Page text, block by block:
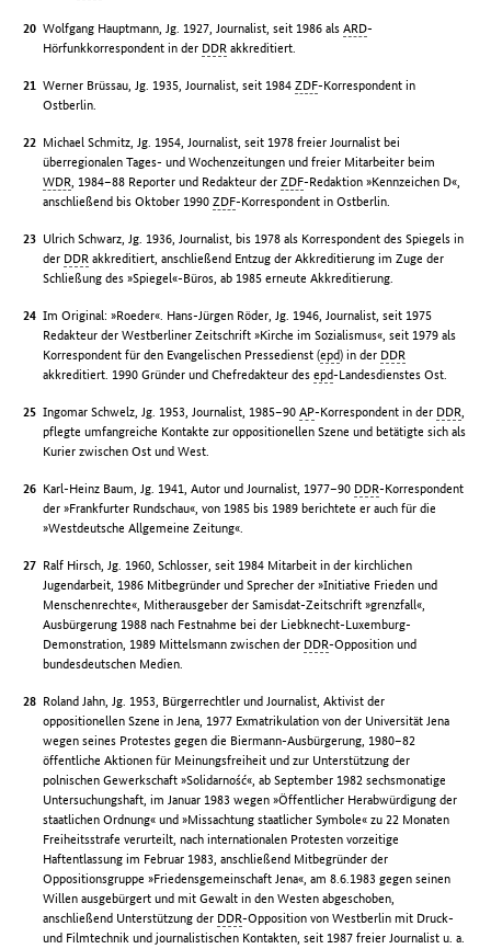
Wolfgang Hauptmann, Jg. 1927, Journalist, seit 1986 alsARD-
Hörfunkkorrespondent in der DDR akkreditiert.
Werner Brüssau, Jg. 1935, Journalist, seit 1984ZDF-Korrespondent in
Ostberlin.
Michael Schmitz, Jg. 1954, Journalist, seit 1978 freier Journalist bei
überregionalen Tages- und Wochenzeitungen und freier Mitarbeiter beim
WDR , 1984–88 Reporter und Redakteur derZDF-Redaktion »Kennzeichen D«,
anschließend bis Oktober 1990ZDF-Korrespondent in Ostberlin.
Ulrich Schwarz, Jg. 1936, Journalist, bis 1978 als Korrespondent des Spiegels in
der DDR akkreditiert, anschließend Entzug der Akkreditierung im Zuge der
Schließung des »Spiegel«-Büros, ab 1985 erneute Akkreditierung.
Im Original: »Roeder«. Hans-Jürgen Röder, Jg. 1946, Journalist, seit 1975
Redakteur der Westberliner Zeitschrift »Kirche im Sozialismus«, seit 1979 als
Korrespondent für den Evangelischen Pressedienst (epd) in der DDR
akkreditiert. 1990 Gründer und Chefredakteur desepd-Landesdienstes Ost.
Ingomar Schwelz, Jg. 1953, Journalist, 1985–90AP-Korrespondent in der DDR
pflegte umfangreiche Kontakte zur oppositionellen Szene und betätigte sich als
Kurier zwischen Ost und West.
Karl-Heinz Baum, Jg. 1941, Autor und Journalist, 1977–90 DDR-Korrespondent
der »Frankfurter Rundschau«, von 1985 bis 1989 berichtete er auch für die
»Westdeutsche Allgemeine Zeitung«.
Ralf Hirsch, Jg. 1960, Schlosser, seit 1984 Mitarbeit in der kirchlichen
Jugendarbeit, 1986 Mitbegründer und Sprecher der »Initiative Frieden und
Menschenrechte«, Mitherausgeber der Samisdat-Zeitschrift »grenzfall«,
Ausbürgerung 1988 nach Festnahme bei der Liebknecht-Luxemburg-
Demonstration, 1989 Mittelsmann zwischen der DDR-Opposition und
bundesdeutschen Medien.
Roland Jahn, Jg. 1953, Bürgerrechtler und Journalist, Aktivist der
oppositionellen Szene in Jena, 1977 Exmatrikulation von der Universität Jena
wegen seines Protestes gegen die Biermann-Ausbürgerung, 1980–82
öffentliche Aktionen für Meinungsfreiheit und zur Unterstützung der
polnischen Gewerkschaft »Solidarność«, ab September 1982 sechsmonatige
Untersuchungshaft, im Januar 1983 wegen »Öffentlicher Herabwürdigung der
staatlichen Ordnung« und »Missachtung staatlicher Symbole« zu 22 Monaten
Freiheitsstrafe verurteilt, nach internationalen Protesten vorzeitige
Haftentlassung im Februar 1983, anschließend Mitbegründer der
Oppositionsgruppe »Friedensgemeinschaft Jena«, am 8.6.1983 gegen seinen
Willen ausgebürgert und mit Gewalt in den Westen abgeschoben,
anschließend Unterstützung der DDR-Opposition von Westberlin mit Druck-
und Filmtechnik und journalistischen Kontakten, seit 1987 freier Journalist u. a.